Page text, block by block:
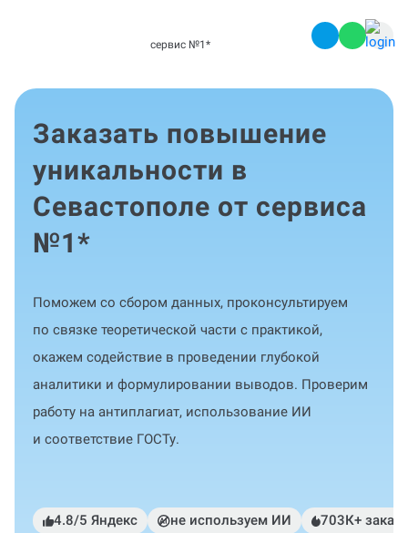
сервис №1 *
Заказать повышение
уникальности в
Севастополе от сервиса
№1*
Поможем со сбором данных, проконсультируем
по связке теоретической части с практикой,
окажем содействие в проведении глубокой
аналитики и формулировании выводов. Проверим
работу на антиплагиат, использование ИИ
и соответствие ГОСТу.
4.8/5 Яндекс не используем ИИ 703К+